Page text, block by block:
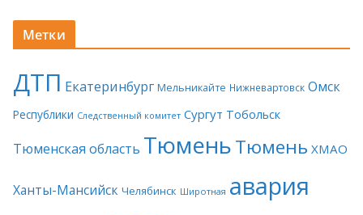
Метки
ДТП Екатеринбург Мельникайте Нижневартовск Омск
Республики Следственный комитет Сургут Тобольск
Тюменская область ТюменьТюмень ХМАО
Ханты-Мансийск Челябинск Широтная авария